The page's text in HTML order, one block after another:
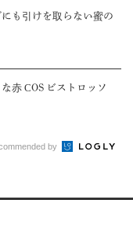
も引けを取らない蜜の
赤 COS ビストロッソ
by